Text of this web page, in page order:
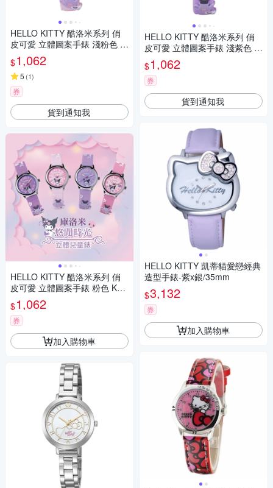
HELLO KITTY 酷洛米系列 俏
皮可愛 立體圖案手錶 淺粉色 K
T081LWPP1_30mm
$1,062
5 (1)
券
貨到通知我
HELLO KITTY 酷洛米系列 俏
皮可愛 立體圖案手錶 粉色 KT0
81LWPP_30mm
$1,062
券
加入購物車
HELLO KITTY 酷洛米系列 俏
皮可愛 立體圖案手錶 淺紫色 K
T081LWVV1_30mm
$1,062
券
貨到通知我
HELLO KITTY 凱蒂貓愛戀經典
造型手錶-紫x銀/35mm
$3,132
券
加入購物車